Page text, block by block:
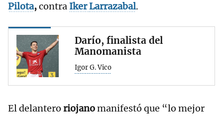
Pilota,contra IkerLarrazabal.
Darío, finalista del
Manomanista
Igor G. Vico
El delantero riojanomanifestó que “lo mejor